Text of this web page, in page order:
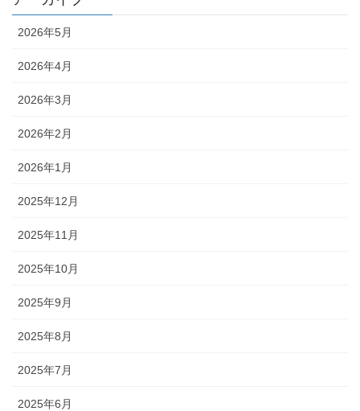
2026年5月
2026年4月
2026年3月
2026年2月
2026年1月
2025年12月
2025年11月
2025年10月
2025年9月
2025年8月
2025年7月
2025年6月